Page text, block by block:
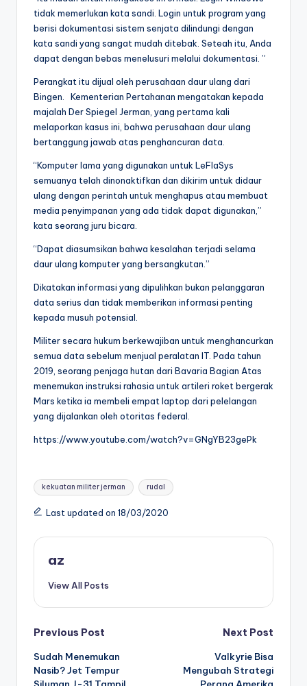
tidak memerlukan kata sandi. Login untuk program yang
berisi dokumentasi sistem senjata dilindungi dengan
kata sandi yang sangat mudah ditebak. Seteah itu, Anda
dapat dengan bebas menelusuri melalui dokumentasi. ”
Perangkat itu dijual oleh perusahaan daur ulang dari
Bingen. Kementerian Pertahanan mengatakan kepada
majalah Der Spiegel Jerman, yang pertama kali
melaporkan kasus ini, bahwa perusahaan daur ulang
bertanggung jawab atas penghancuran data.
“Komputer lama yang digunakan untuk LeFlaSys
semuanya telah dinonaktifkan dan dikirim untuk didaur
ulang dengan perintah untuk menghapus atau membuat
media penyimpanan yang ada tidak dapat digunakan,”
kata seorang juru bicara.
“Dapat diasumsikan bahwa kesalahan terjadi selama
daur ulang komputer yang bersangkutan.”
Dikatakan informasi yang dipulihkan bukan pelanggaran
data serius dan tidak memberikan informasi penting
kepada musuh potensial.
Militer secara hukum berkewajiban untuk menghancurkan
semua data sebelum menjual peralatan IT. Pada tahun
2019, seorang penjaga hutan dari Bavaria Bagian Atas
menemukan instruksi rahasia untuk artileri roket bergerak
Mars ketika ia membeli empat laptop dari pelelangan
yang dijalankan oleh otoritas federal.
https://www.youtube.com/watch?v=GNgYB23gePk
Tags:
kekuatan militer jerman rudal
Last updated on 18/03/2020
az
View All Posts
Post
navigation
Previous Post
Sudah Menemukan
Nasib? Jet Tempur
Next Post
Valkyrie Bisa
Mengubah Strategi